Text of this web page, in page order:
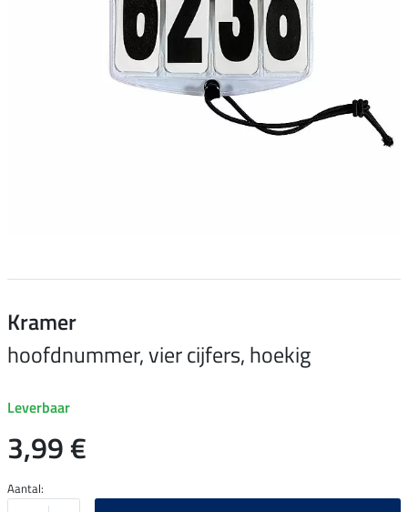
Kramer
hoofdnummer, vier cijfers, hoekig
Leverbaar
3,99 €
Aantal: